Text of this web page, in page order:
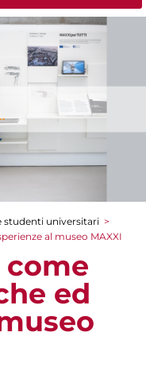
studenti universitari >
al museo MAXXI
ed